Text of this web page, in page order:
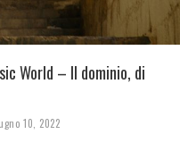
World – Il dominio, di
10, 2022